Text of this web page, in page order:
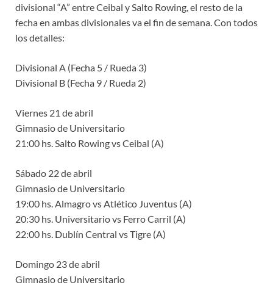
divisional “A” entre Ceibal y Salto Rowing, el resto de la
fecha en ambas divisionales va el fin de semana. Con todos
los detalles:
Divisional A (Fecha 5 / Rueda 3)
Divisional B (Fecha 9 / Rueda 2)
Viernes 21 de abril
Gimnasio de Universitario
21:00 hs. Salto Rowing vs Ceibal (A)
Sábado 22 de abril
Gimnasio de Universitario
19:00 hs. Almagro vs Atlético Juventus (A)
20:30 hs. Universitario vs Ferro Carril (A)
22:00 hs. Dublín Central vs Tigre (A)
Domingo 23 de abril
Gimnasio de Universitario